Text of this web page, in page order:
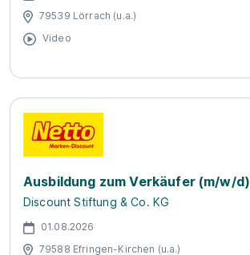
79539 Lörrach (u.a.)
Video
Ausbildung zum Verkäufer (m/w/d)
Discount Stiftung & Co. KG
01.08.2026
79588 Efringen-Kirchen (u.a.)